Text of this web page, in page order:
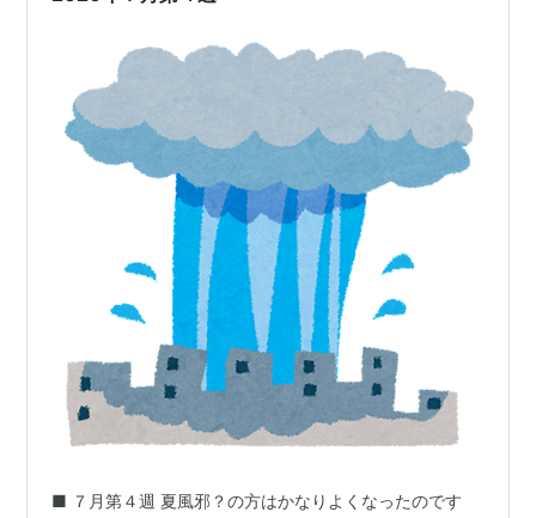
■ ７月第４週 夏風邪？の方はかなりよくなったのです